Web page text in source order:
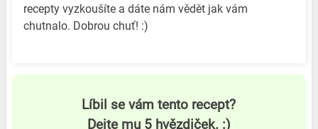
recepty vyzkoušíte a dáte nám vědět jak vám
chutnalo. Dobrou chuť! :)
Líbil se vám tento recept?
Dejte mu 5 hvězdiček. :)